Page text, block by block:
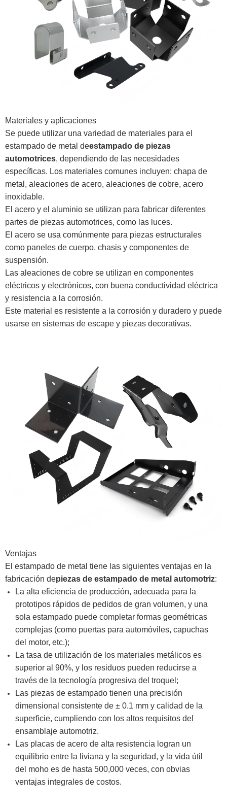
Materiales y aplicaciones
Se puede utilizar una variedad de materiales para el
estampado de metal deestampado de piezas
automotrices, dependiendo de las necesidades
específicas. Los materiales comunes incluyen: chapa de
metal, aleaciones de acero, aleaciones de cobre, acero
inoxidable.
El acero y el aluminio se utilizan para fabricar diferentes
partes de piezas automotrices, como las luces.
El acero se usa comúnmente para piezas estructurales
como paneles de cuerpo, chasis y componentes de
suspensión.
Las aleaciones de cobre se utilizan en componentes
eléctricos y electrónicos, con buena conductividad eléctrica
y resistencia a la corrosión.
Este material es resistente a la corrosión y duradero y puede
usarse en sistemas de escape y piezas decorativas.
Ventajas
El estampado de metal tiene las siguientes ventajas en la
fabricación depiezas de estampado de metal automotriz:
La alta eficiencia de producción, adecuada para la
prototipos rápidos de pedidos de gran volumen, y una
sola estampado puede completar formas geométricas
complejas (como puertas para automóviles, capuchas
del motor, etc.);
La tasa de utilización de los materiales metálicos es
superior al 90%, y los residuos pueden reducirse a
través de la tecnología progresiva del troquel;
Las piezas de estampado tienen una precisión
dimensional consistente de ± 0.1 mm y calidad de la
superficie, cumpliendo con los altos requisitos del
ensamblaje automotriz.
Las placas de acero de alta resistencia logran un
equilibrio entre la liviana y la seguridad, y la vida útil
del moho es de hasta 500,000 veces, con obvias
ventajas integrales de costos.